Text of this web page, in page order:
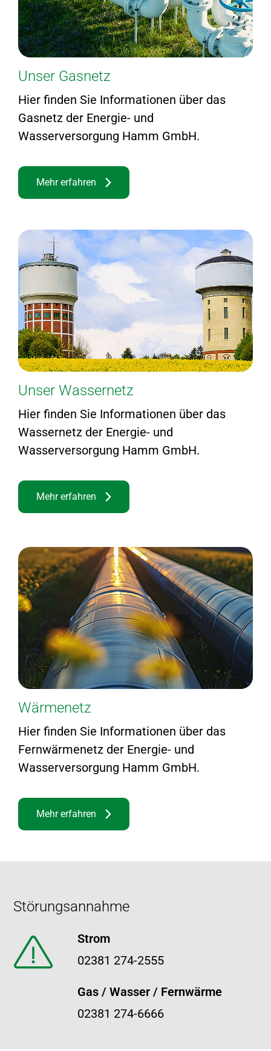
Unser Gasnetz
Hier finden Sie Informationen über das
Gasnetz der Energie- und
Wasserversorgung Hamm GmbH.
Mehr erfahren
Unser Wassernetz
Hier finden Sie Informationen über das
Wassernetz der Energie- und
Wasserversorgung Hamm GmbH.
Mehr erfahren
Wärmenetz
Hier finden Sie Informationen über das
Fernwärmenetz der Energie- und
Wasserversorgung Hamm GmbH.
Mehr erfahren
Störungsannahme
Strom
02381 274-2555
Gas / Wasser / Fernwärme
02381 274-6666